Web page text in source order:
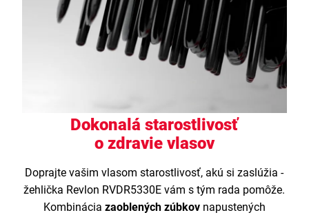
Dokonalá starostlivosť
o zdravie vlasov
Doprajte vašim vlasom starostlivosť, akú si zaslúžia -
žehlička Revlon RVDR5330E vám s tým rada pomôže.
Kombinácia zaoblených zúbkovnapustených